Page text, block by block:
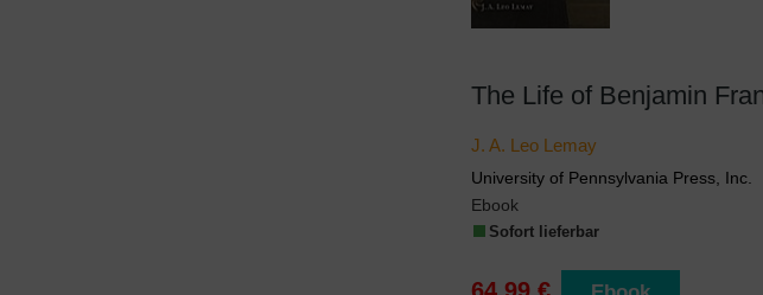
J. A. Leo Lemay
University of Pennsylvania Press, Inc.
Ebook
Sofort lieferbar